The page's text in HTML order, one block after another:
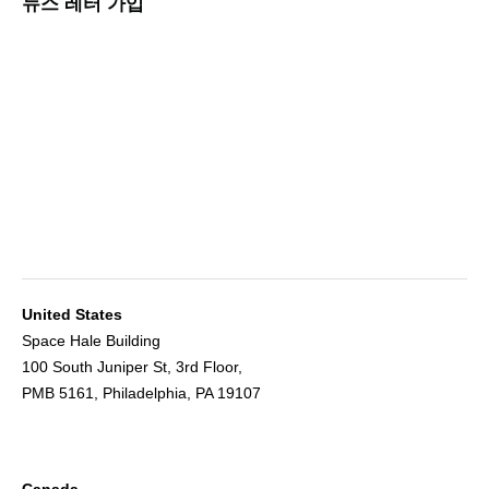
United States
Space Hale Building
100 South Juniper St, 3rd Floor,
PMB 5161, Philadelphia, PA 19107